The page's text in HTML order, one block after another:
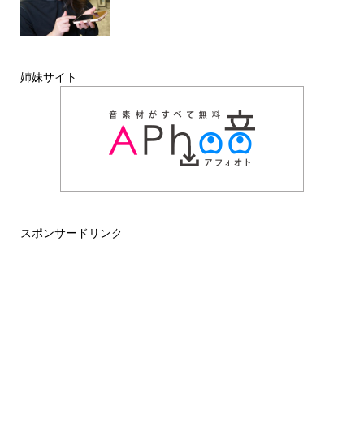
姉妹サイト
スポンサードリンク